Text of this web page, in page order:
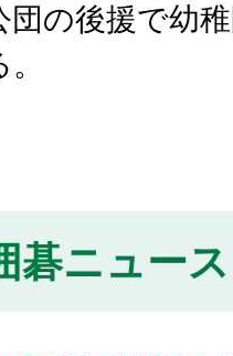
団の後援で幼
碁ニュー